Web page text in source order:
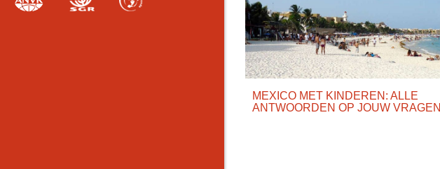
MEXICO MET KINDEREN: ALLE
ANTWOORDEN OP JOUW VRAGEN